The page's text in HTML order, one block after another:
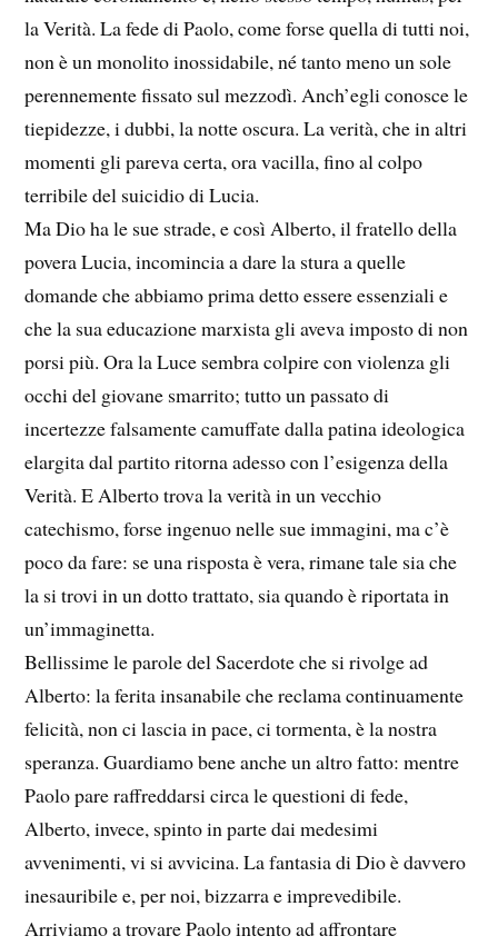
la Verità. La fede di Paolo, come forse quella di tutti noi,
non è un monolito inossidabile, né tanto meno un sole
perennemente fissato sul mezzodì. Anch’egli conosce le
tiepidezze, i dubbi, la notte oscura. La verità, che in altri
momenti gli pareva certa, ora vacilla, fino al colpo
terribile del suicidio di Lucia.
Ma Dio ha le sue strade, e così Alberto, il fratello della
povera Lucia, incomincia a dare la stura a quelle
domande che abbiamo prima detto essere essenziali e
che la sua educazione marxista gli aveva imposto di non
porsi più. Ora la Luce sembra colpire con violenza gli
occhi del giovane smarrito; tutto un passato di
incertezze falsamente camuffate dalla patina ideologica
elargita dal partito ritorna adesso con l’esigenza della
Verità. E Alberto trova la verità in un vecchio
catechismo, forse ingenuo nelle sue immagini, ma c’è
poco da fare: se una risposta è vera, rimane tale sia che
la si trovi in un dotto trattato, sia quando è riportata in
un’immaginetta.
Bellissime le parole del Sacerdote che si rivolge ad
Alberto: la ferita insanabile che reclama continuamente
felicità, non ci lascia in pace, ci tormenta, è la nostra
speranza. Guardiamo bene anche un altro fatto: mentre
Paolo pare raffreddarsi circa le questioni di fede,
Alberto, invece, spinto in parte dai medesimi
avvenimenti, vi si avvicina. La fantasia di Dio è davvero
inesauribile e, per noi, bizzarra e imprevedibile.
Arriviamo a trovare Paolo intento ad affrontare